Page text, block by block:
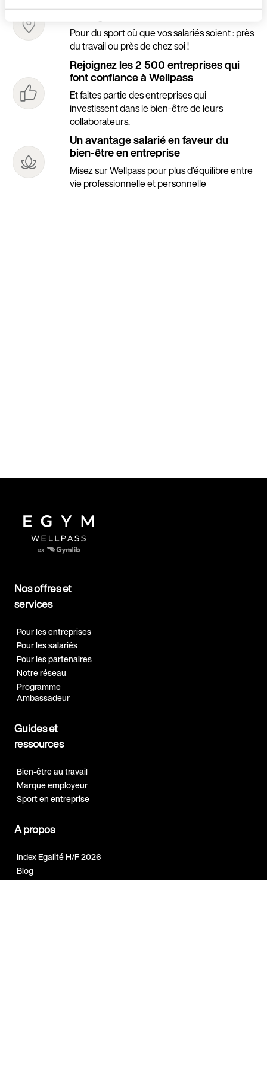
et Belgique
Pour du sport où que vos salariés soient : près
du travail ou près de chez soi !
Rejoignez les 2 500 entreprises qui
font confiance à Wellpass
Et faites partie des entreprises qui
investissent dans le bien-être de leurs
collaborateurs.
Un avantage salarié en faveur du
bien-être en entreprise
Misez sur Wellpass pour plus d'équilibre entre
vie professionnelle et personnelle
Nos offres et
services
Pour les entreprises
Pour les salariés
Pour les partenaires
Notre réseau
Programme
Ambassadeur
Guides et
ressources
Bien-être au travail
Marque employeur
Sport en entreprise
A propos
Index Egalité H/F 2026
Blog